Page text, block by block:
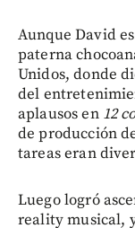
Aunque David
paterna
Unidos, donde
del
aplausos en 12
de producción
tareas eran
Luego logró
reality musical,